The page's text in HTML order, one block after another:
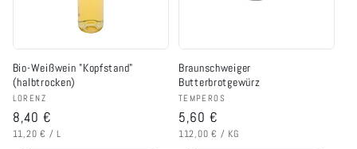
Bio-Weißwein "Kopfstand"
(halbtrocken)
Anbieter:
LORENZ
Normaler
Preis
8,40 €
GRUNDPREIS
11,20 € / PRO
L
Braunschweiger
Butterbrotgewürz
Anbieter:
TEMPEROS
Normaler
Preis
5,60 €
GRUNDPREIS
112,00 € / PRO
KG